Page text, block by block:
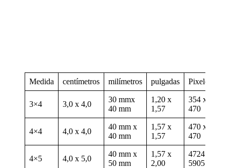
Medida centímetros milímetros pulgadas Pixeles
3×4 3,0 x 4,0
30 mmx
40 mm
1,20 x
1,57
354 x
470
4×4 4,0 x 4,0
40 mm x
40 mm
1,57 x
1,57
470 x
470
4×5 4,0 x 5,0
40 mm x
50 mm
1,57 x
2,00
4724 x
5905